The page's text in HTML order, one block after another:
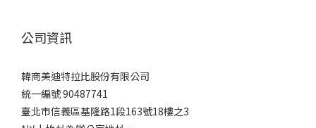
公司資訊
韓商美迪特拉比股份有限公司
統一編號 90487741
臺北市信義區基隆路1段163號18樓之3